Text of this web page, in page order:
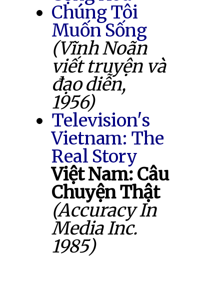
Chúng Tôi
Muốn Sống
(Vĩnh Noãn
viết truyện và
đạo diễn,
1956)
Television's
Vietnam: The
Real Story
Việt Nam: Câu
Chuyện Thật
(Accuracy In
Media Inc.
1985)